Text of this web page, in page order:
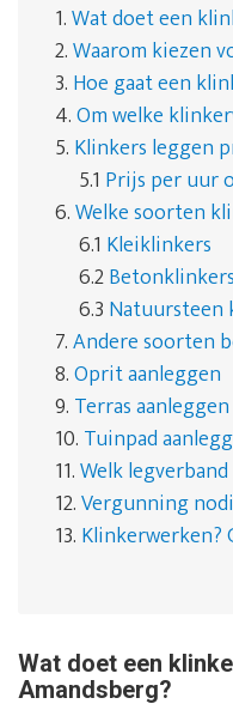
1.Wat doet een
2.Waarom kiezen
3. Hoe gaat een
4.Om welke
5. Klinkers leggen
5.1 Prijs per uur
6.Welke soorten
6.1 Kleiklinkers
6.2Betonklinkers
6.3 Natuursteen
7.Andere soorten
8.Oprit aanleggen
9. Terras aanleggen
10. Tuinpad
11.Welk
12.Vergunning
13. Klinkerwerken?
Wat doet een
Amandsberg?